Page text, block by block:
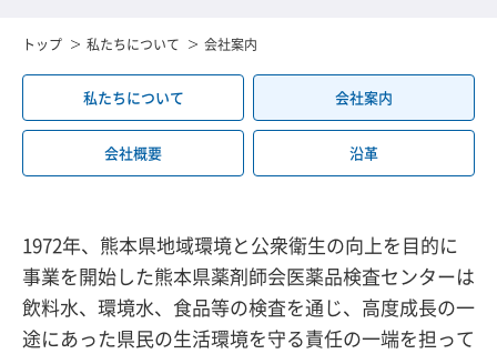
トップ 私たちについて 会社案内
私たちについて 会社案内
会社概要 沿革
1972年、熊本県地域環境と公衆衛生の向上を目的に
事業を開始した熊本県薬剤師会医薬品検査センターは
飲料水、環境水、食品等の検査を通じ、高度成長の一
途にあった県民の生活環境を守る責任の一端を担って